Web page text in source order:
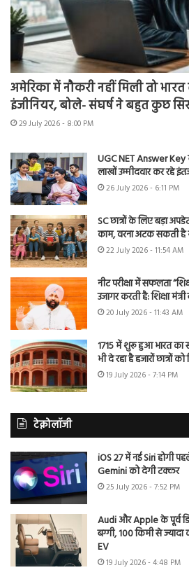
अमेरिका में नौकरी नहीं मिली तो
इंजीनियर, बोले- संघर्ष ने बहुत कुछ
29 July 2026 - 8:00 PM
UGC NET Answer
लाखों उम्मीदवार कर रहे
26 July 2026 - 6:11 PM
SC छात्रों के लिए बड़ा
काम, वरना अटक सकती है
22 July 2026 - 11:54 AM
नीट परीक्षा में सफलता
उजागर करती है: शिक्षा
20 July 2026 - 11:43 AM
1715 में शुरू हुआ भारत का
भी दे रहा है हजारों छात्रों को
19 July 2026 - 7:14 PM
टेक्नोलॉजी
iOS 27 में नई Siri होगी
Gemini को देगी टक्कर
25 July 2026 - 7:52 PM
Audi और Apple के पूर्व
बग्गी, 100 किमी से
EV
19 July 2026 - 4:48 PM